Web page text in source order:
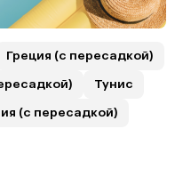
Греция (с пересадкой)
Тунис
(с пересадкой)